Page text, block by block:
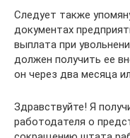
Следует также
документах
выплата при
должен получить ее
он через два месяца
Здравствуйте! Я
работодателя о